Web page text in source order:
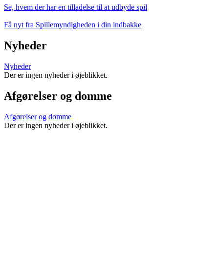
Se, hvem der har en tilladelse til at udbyde spil
Få nyt fra Spillemyndigheden i din indbakke
Nyheder
Nyheder
Der er ingen nyheder i øjeblikket.
Afgørelser og domme
Afgørelser og domme
Der er ingen nyheder i øjeblikket.